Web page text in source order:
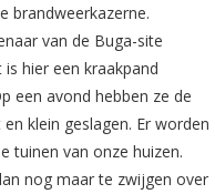
brandweerkazerne.
van de Buga-site
hier een kraakpand
een avond hebben ze de
klein geslagen. Er worden
tuinen van onze huizen.
nog maar te zwijgen over